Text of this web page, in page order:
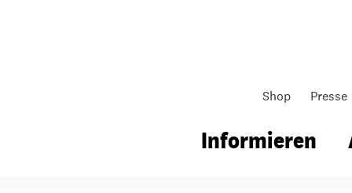
Shop Presse
Informieren